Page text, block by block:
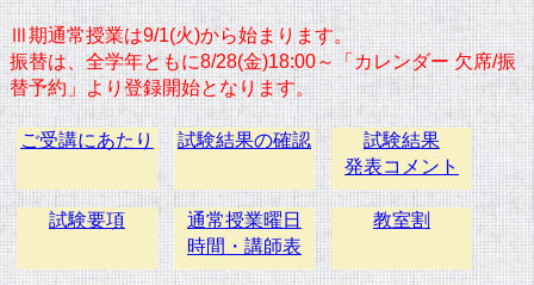
Ⅲ期通常授業は9/1(火)から始まります。
振替は、全学年ともに8/28(金)18:00～「カレンダー 欠席/振
替予約」より登録開始となります。
ご受講にあたり 試験結果の確認
試験結果
発表コメント
試験要項
通常授業曜日
時間・講師表
教室割